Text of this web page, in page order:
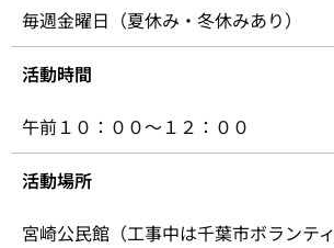
毎週金曜日（夏休み・冬休みあり）
活動時間
午前１０：００～１２：００
活動場所
宮崎公民館（工事中は千葉市ボランテ